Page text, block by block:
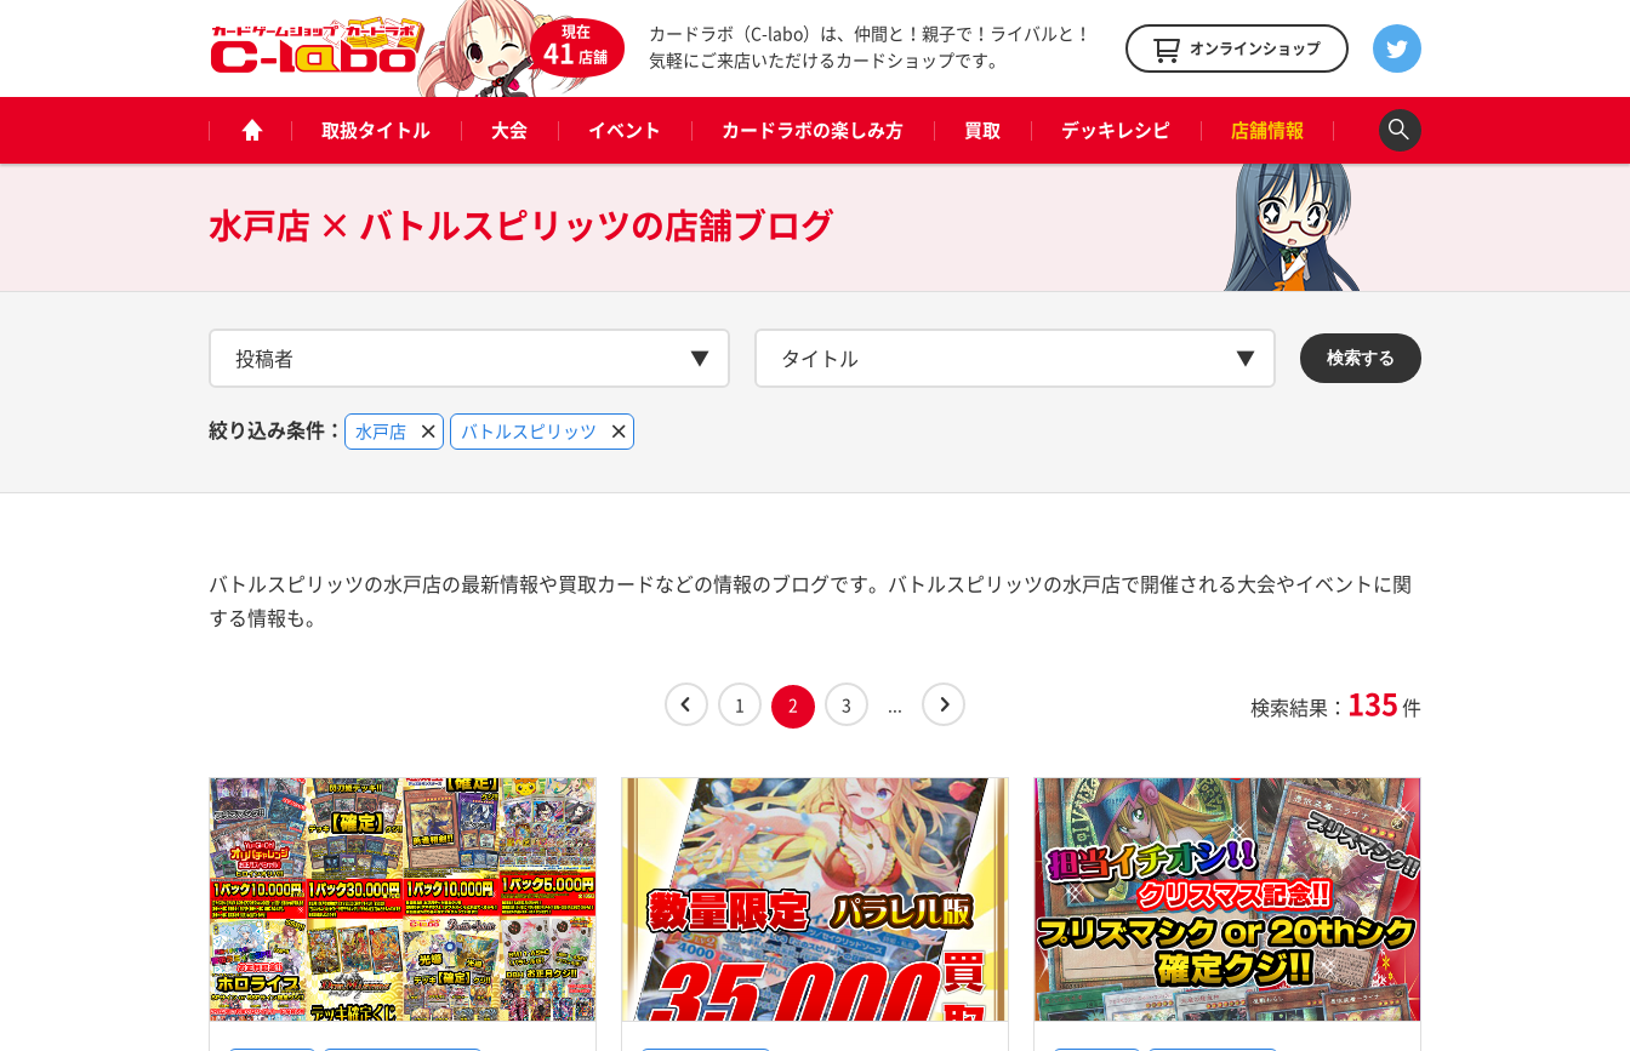
現在
41店舗
カードラボ（C-labo）は、仲間と！親子で！ライバルと！
気軽にご来店いただけるカードショップです。
オンラインショップ
取扱タイトル 大会 イベント カードラボの楽しみ方 買取 デッキレシピ 店舗情報
水戸店 × バトルスピリッツの店舗ブログ
投稿者 タイトル 検索する
絞り込み条件： 水戸店 バトルスピリッツ
バトルスピリッツの水戸店の最新情報や買取カードなどの情報のブログです。バトルスピリッツの水戸店で開催される大会やイベントに関
する情報も。
1 2 3 ... 検索結果： 135件